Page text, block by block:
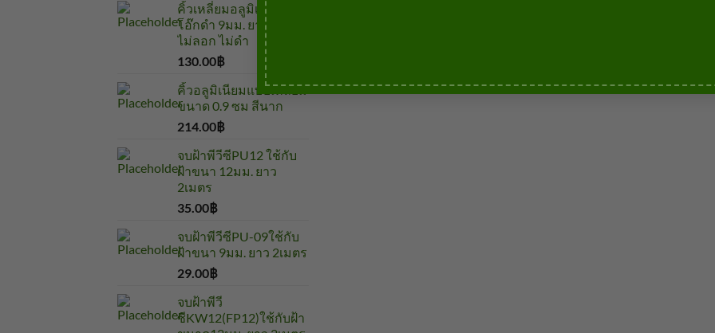
คิ้วเหลี่ยมอลูมิเนียมสี
โอ๊กดำ 9มม. ยาว2เมตร
ไม่ลอก ไม่ดำ
130.00฿
คิ้วอลูมิเนียมแบบเหลี่ยม
ขนาด 0.9 ซม สีนาก
214.00฿
จบฝ้าพีวีซีPU12 ใช้กับ
ฝ้าขนา 12มม. ยาว
2เมตร
35.00฿
จบฝ้าพีวีซีPU-09ใช้กับ
ฝ้าขนา 9มม. ยาว 2เมตร
29.00฿
จบฝ้าพีวี
ซีKW12(FP12)ใช้กับฝ้า